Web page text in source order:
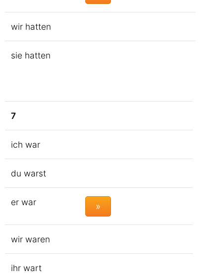
wir hatten
sie hatten
7
ich war
du warst
er war »
wir waren
ihr wart